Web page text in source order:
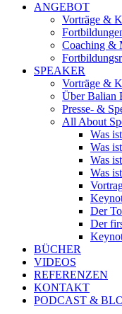
ANGEBOT
Vorträge &
Coaching &
SPEAKER
Vorträge &
Über Balian
Presse- &
All About
Was
Was
Was
Was
Der
Der
BÜCHER
VIDEOS
REFERENZEN
KONTAKT
PODCAST &